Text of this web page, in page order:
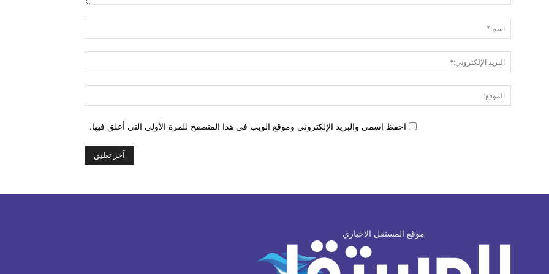
الإلكتروني:*
احفظ اسمي والبريد الإلكتروني وموقع الويب في هذا المتصفح للمرة الأولى التي أعلق فيها.
موقع المستقل الاخباري